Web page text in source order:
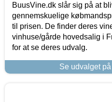
BuusVine.dk slår sig på at
gennemskuelige
til prisen. De finder deres
vinhuse/gårde hovedsalig i
for at se deres udvalg.
Se udvalget